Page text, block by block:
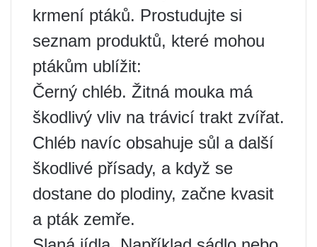
krmení ptáků. Prostudujte si
seznam produktů, které mohou
ptákům ublížit:
Černý chléb. Žitná mouka má
škodlivý vliv na trávicí trakt zvířat.
Chléb navíc obsahuje sůl a další
škodlivé přísady, a když se
dostane do plodiny, začne kvasit
a pták zemře.